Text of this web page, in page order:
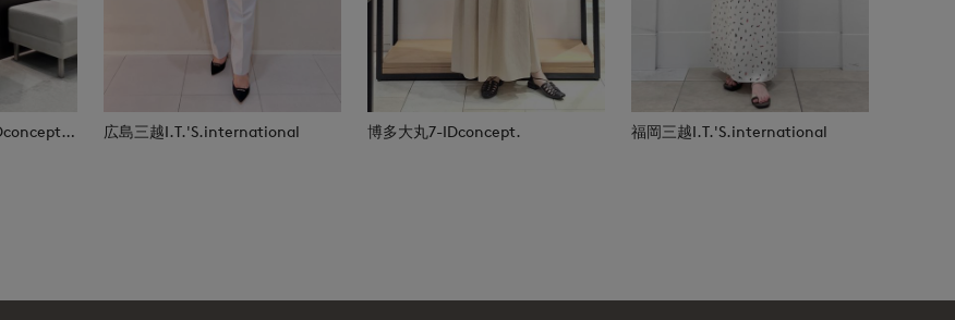
福山天満屋店INED/7-IDconcept./Maglie 広島三越I.T.'S.international 博多大丸7-IDconcept. 福岡三越I.T.'S.international